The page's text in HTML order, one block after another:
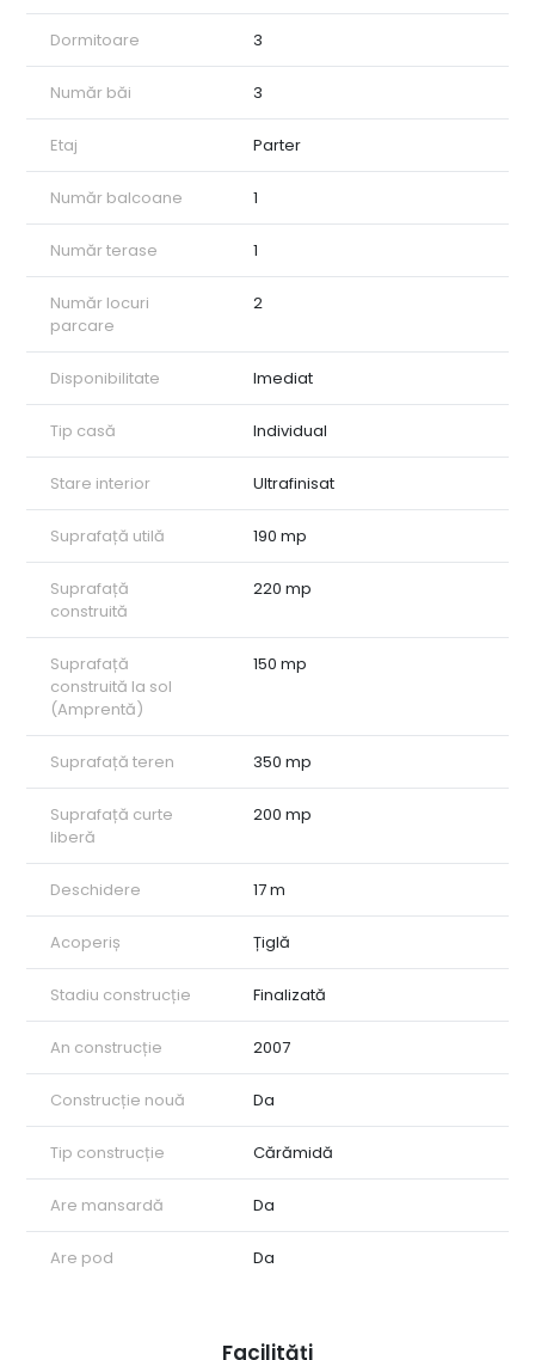
Dormitoare 3
Număr băi 3
Etaj Parter
Număr balcoane 1
Număr terase 1
Număr locuri
parcare
2
Disponibilitate Imediat
Tip casă Individual
Stare interior Ultrafinisat
Suprafață utilă 190 mp
Suprafață
construită
220 mp
Suprafață
construită la sol
(Amprentă)
150 mp
Suprafață teren 350 mp
Suprafață curte
liberă
200 mp
Deschidere 17 m
Acoperiș Țiglă
Stadiu construcție Finalizată
An construcție 2007
Construcție nouă Da
Tip construcție Cărămidă
Are mansardă Da
Are pod Da
Facilități